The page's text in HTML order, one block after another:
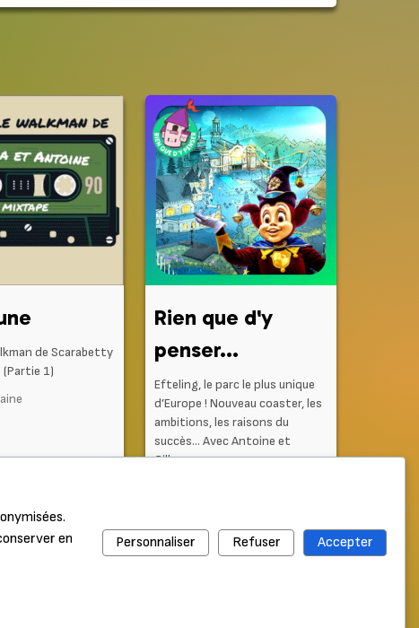
de Scarabetty
1)
Rien que d'y
penser...
Efteling, le parc le plus unique
d’Europe ! Nouveau coaster, les
ambitions, les raisons du
succès… Avec Antoine et
Gilles...
en
Personnaliser Refuser Accepter